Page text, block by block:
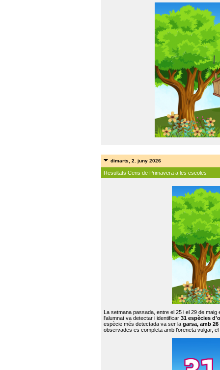
dimarts, 2. juny 2026
Resultats Cens de Primavera a les escoles
La setmana passada, entre el 25 i el 29 de
l'alumnat va detectar i identificar 31 espècies
espècie més detectada va ser la garsa, amb
observades es completa amb l’oreneta vulgar,